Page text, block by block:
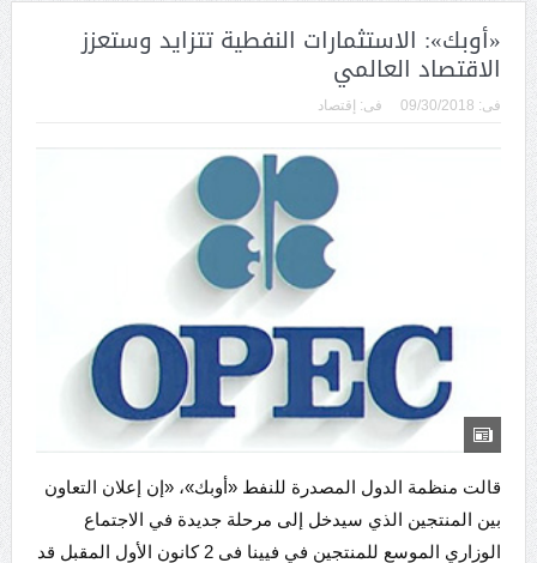
«أوبك»: الاستثمارات النفطية تتزايد وستعزز
الاقتصاد العالمي
فى: 09/30/2018 فى: إقتصاد
قالت منظمة الدول المصدرة للنفط «أوبك»، «إن إعلان التعاون
بين المنتجين الذي سيدخل إلى مرحلة جديدة في الاجتماع
الوزاري الموسع للمنتجين في فيينا فى 2 كانون الأول المقبل قد